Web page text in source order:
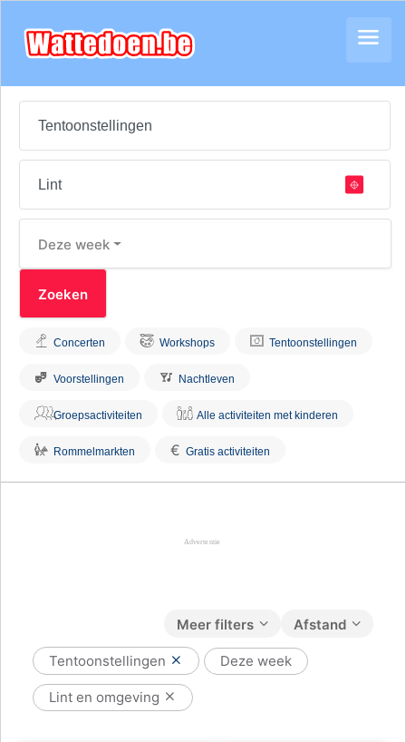
Deze week
Concerten Workshops Tentoonstellingen
Voorstellingen Nachtleven
Groepsactiviteiten Alle activiteiten met kinderen
Rommelmarkten € Gratis activiteiten
Afstand
Meer filters
Tentoonstellingen Deze week
Lint en omgeving